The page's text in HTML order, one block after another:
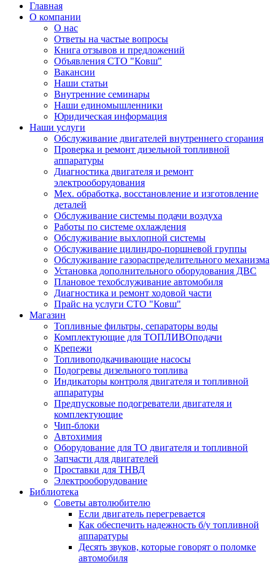
Главная
О компании
О нас
Ответы на частые вопросы
Книга отзывов и предложений
Объявления СТО "Ковш"
Вакансии
Наши статьи
Внутренние семинары
Наши единомышленники
Юридическая информация
Наши услуги
Обслуживание двигателей внутреннего сгорания
Проверка и ремонт дизельной топливной
аппаратуры
Диагностика двигателя и ремонт
электрооборудования
Мех. обработка, восстановление и изготовление
деталей
Обслуживание системы подачи воздуха
Работы по системе охлаждения
Обслуживание выхлопной системы
Обслуживание цилиндро-поршневой группы
Обслуживание газораспределительного механизма
Установка дополнительного оборудования ДВС
Плановое техобслуживание автомобиля
Диагностика и ремонт ходовой части
Прайс на услуги СТО "Ковш"
Магазин
Топливные фильтры, сепараторы воды
Комплектующие для ТОПЛИВОподачи
Крепежи
Топливоподкачивающие насосы
Подогревы дизельного топлива
Индикаторы контроля двигателя и топливной
аппаратуры
Предпусковые подогреватели двигателя и
комплектующие
Чип-блоки
Автохимия
Оборудование для ТО двигателя и топливной
Запчасти для двигателей
Проставки для ТНВД
Электрооборудование
Библиотека
Советы автолюбителю
Если двигатель перегревается
Как обеспечить надежность б/у топливной
аппаратуры
Десять звуков, которые говорят о поломке
автомобиля